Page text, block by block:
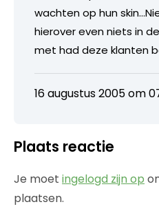
wachten op hun
hierover even niets in
met had deze klanten
16 augustus 2005 om
Plaats reactie
Je moet ingelogd zijn op
plaatsen.